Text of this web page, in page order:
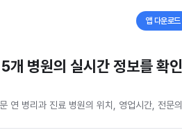
앱 다운로드
개 병원의 실시간 정보를 확
연 병리과 진료 병원의 위치, 영업시간, 전문